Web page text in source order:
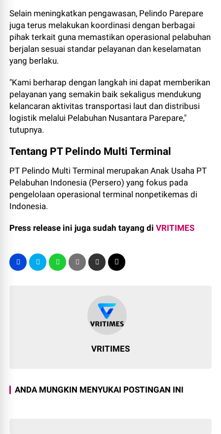
Selain meningkatkan pengawasan, Pelindo Parepare
juga terus melakukan koordinasi dengan berbagai
pihak terkait guna memastikan operasional pelabuhan
berjalan sesuai standar pelayanan dan keselamatan
yang berlaku.
"Kami berharap dengan langkah ini dapat memberikan
pelayanan yang semakin baik sekaligus mendukung
kelancaran aktivitas transportasi laut dan distribusi
logistik melalui Pelabuhan Nusantara Parepare,"
tutupnya.
Tentang PT Pelindo Multi Terminal
PT Pelindo Multi Terminal merupakan Anak Usaha PT
Pelabuhan Indonesia (Persero) yang fokus pada
pengelolaan operasional terminal nonpetikemas di
Indonesia.
Press release ini juga sudah tayang diVRITIMES
VRITIMES
ANDA MUNGKIN MENYUKAI POSTINGAN INI